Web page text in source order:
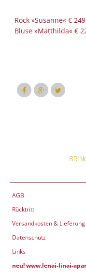
Rock »Susanne« €
Bluse »Matthilda« €
AGB
Rücktritt
Versandkosten & Lieferung
Datenschutz
Links
neu! www.lenai-linai-